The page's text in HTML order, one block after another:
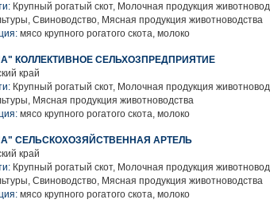
Крупный рогатый скот, Молочная продукция
Свиноводство, Мясная продукция животноводства
мясо крупного рогатого скота, молоко
КОЛЛЕКТИВНОЕ СЕЛЬХОЗПРЕДПРИЯТИЕ
край
Крупный рогатый скот, Молочная продукция
Мясная продукция животноводства
мясо крупного рогатого скота, молоко
СЕЛЬСКОХОЗЯЙСТВЕННАЯ АРТЕЛЬ
край
Крупный рогатый скот, Молочная продукция
Свиноводство, Мясная продукция животноводства
мясо крупного рогатого скота, молоко